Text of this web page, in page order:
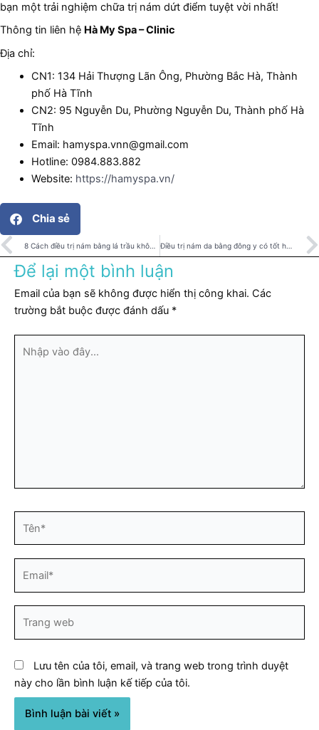
bạn một trải nghiệm chữa trị nám dứt điểm tuyệt vời nhất!
Thông tin liên hệ Hà My Spa – Clinic
Địa chỉ:
CN1: 134 Hải Thượng Lãn Ông, Phường Bắc Hà, Thành
phố Hà Tĩnh
CN2: 95 Nguyễn Du, Phường Nguyễn Du, Thành phố Hà
Tĩnh
Email: hamyspa.vnn@gmail.com
Hotline: 0984.883.882
Website: https://hamyspa.vn/
Chia sẻ
Prev Điều trị nám da bằng đông y có tốt hay không?
Để lại một bình luận
Email của bạn sẽ không được hiển thị công khai. Các
trường bắt buộc được đánh dấu *
vào
web
Lưu tên của tôi, email, và trang web trong trình duyệt
này cho lần bình luận kế tiếp của tôi.